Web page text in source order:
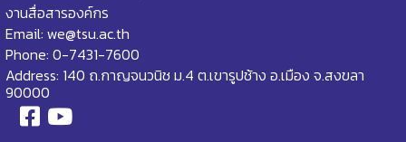
งานสื่อสารองค์กร
Email: we@tsu.ac.th
Phone: 0-7431-7600
Address: 140 ถ.กาญจนวนิช ม.4 ต.เขารูปช้าง อ.เมือง จ.สงขลา
90000